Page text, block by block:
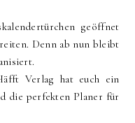
geöffnet
Denn ab nun bleibt
Verlag hat euch ein
die perfekten Planer für